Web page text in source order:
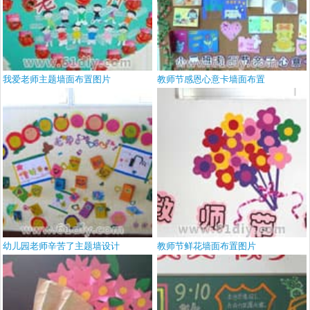
我爱老师主题墙面布置图片 教师节感恩心意卡墙面布置
幼儿园老师辛苦了主题墙设计 教师节鲜花墙面布置图片